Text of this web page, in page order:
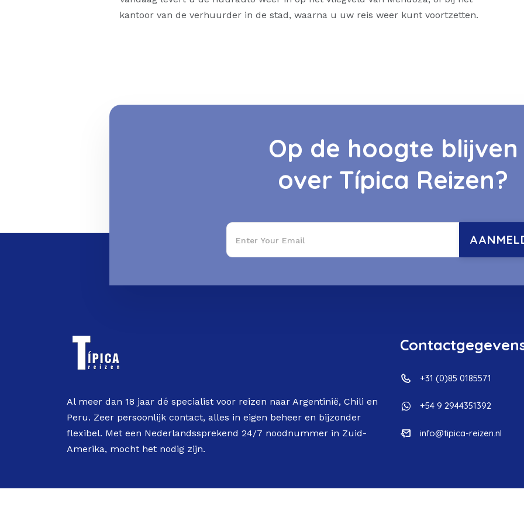
kantoor van de verhuurder in de stad, waarna u uw reis weer kunt voortzetten.
Op de hoogte blijven
over Típica Reizen?
Al meer dan 18 jaar dé specialist voor reizen naar Argentinië, Chili en
Peru. Zeer persoonlijk contact, alles in eigen beheer en bijzonder
flexibel. Met een Nederlandssprekend 24/7 noodnummer in Zuid-
Amerika, mocht het nodig zijn.
+31 (0)85 0185571
+54 9 2944351392
info@tipica-reizen.nl